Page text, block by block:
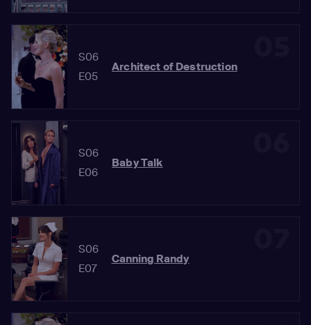
S06
E05
Architect of Destruction
S06
E06
Baby Talk
S06
E07
Canning Randy